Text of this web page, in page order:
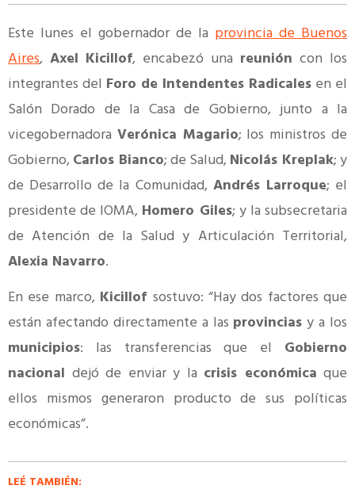
Este lunes el gobernador de la provincia de Buenos
Aires, Axel Kicillof, encabezó una reunióncon los
integrantes del Foro de Intendentes Radicales en el
Salón Dorado de la Casa de Gobierno, junto a la
vicegobernadora Verónica Magario; los ministros de
Gobierno, Carlos Bianco; de Salud, Nicolás Kreplak; y
de Desarrollo de la Comunidad, Andrés Larroque; el
presidente de IOMA, Homero Giles; y la subsecretaria
de Atención de la Salud y Articulación Territorial,
Alexia Navarro.
En ese marco, Kicillof sostuvo: “Hay dos factores que
están afectando directamente a las provincias y a los
municipios: las transferencias que el Gobierno
nacional dejó de enviar y la crisis económica que
ellos mismos generaron producto de sus políticas
económicas”.
LEÉ TAMBIÉN: